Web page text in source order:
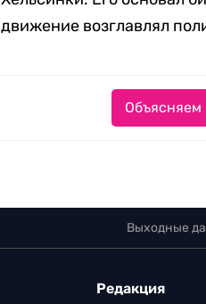
движение возглавлял
Объясняем
Выходные
Редакция